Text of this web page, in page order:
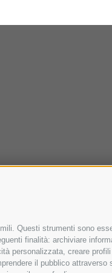
Questi strumenti sono
finalità: archiviare
personalizzata, creare
il pubblico